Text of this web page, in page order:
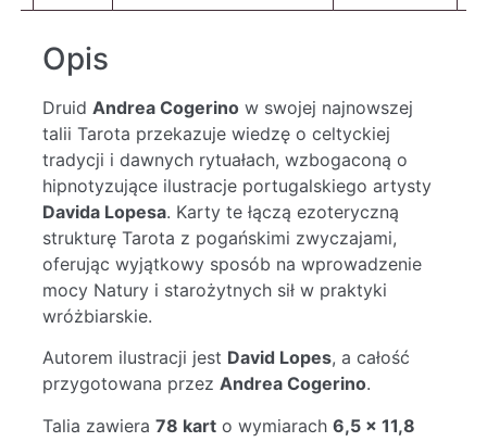
Opis
Druid Andrea Cogerinow swojej najnowszej
talii Tarota przekazuje wiedzę o celtyckiej
tradycji i dawnych rytuałach, wzbogaconą o
hipnotyzujące ilustracje portugalskiego artysty
Davida Lopesa. Karty te łączą ezoteryczną
strukturę Tarota z pogańskimi zwyczajami,
oferując wyjątkowy sposób na wprowadzenie
mocy Natury i starożytnych sił w praktyki
wróżbiarskie.
Autorem ilustracji jest David Lopes, a całość
przygotowana przez Andrea Cogerino.
Talia zawiera 78 karto wymiarach 6,5 × 11,8